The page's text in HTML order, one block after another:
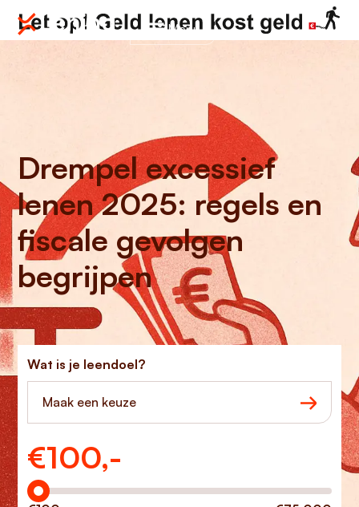
Menu
Drempel excessief
lenen 2025: regels en
fiscale gevolgen
begrijpen
Wat is je leendoel?
Maak een keuze
€100,-
Hoeveel wilt u lenen?